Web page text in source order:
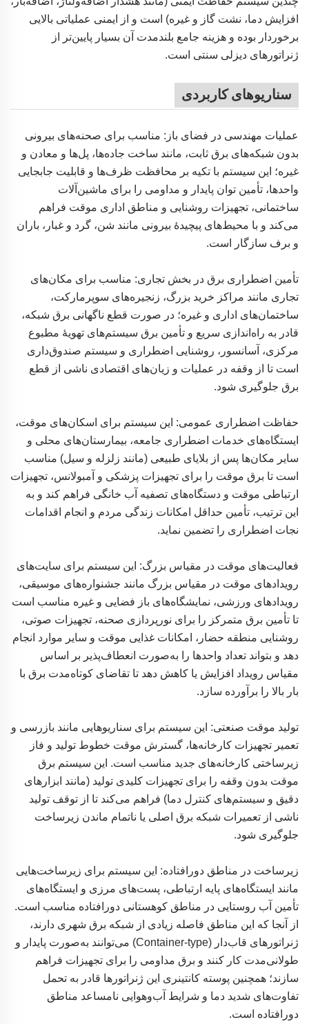
افزایش دما، نشت گاز و غیره) است و از ایمنی عملیاتی بالایی
برخوردار بوده و هزینه جامع بلندمدت آن بسیار پایین‌تر از
ژنراتورهای دیزلی سنتی است.
سناریوهای کاربردی
عملیات مهندسی در فضای باز: مناسب برای صحنه‌های بیرونی
بدون شبکه‌های برق ثابت، مانند ساخت جاده‌ها، پل‌ها و معادن و
غیره؛ این سیستم با تکیه بر محافظت ظرف‌ها و قابلیت جابجایی
واحدها، تأمین توان پایدار و مداومی را برای ماشین‌آلات
ساختمانی، تجهیزات روشنایی و مناطق اداری موقت فراهم
می‌کند و با محیط‌های پیچیدهٔ بیرونی مانند شن، گرد و غبار، باران
و برف سازگار است.
تأمین اضطراری برق در بخش تجاری: مناسب برای مکان‌های
تجاری مانند مراکز خرید بزرگ، زنجیره‌های سوپرمارکت،
ساختمان‌های اداری و غیره؛ در صورت قطع ناگهانی برق شبکه،
قادر به راه‌اندازی سریع و تأمین برق سیستم‌های تهویهٔ مطبوع
مرکزی، آسانسور، روشنایی اضطراری و سیستم صندوق‌داری
است تا از وقفه در عملیات و زیان‌های اقتصادی ناشی از قطع
برق جلوگیری شود.
حفاظت اضطراری عمومی: این سیستم برای اسکان‌های موقت،
ایستگاه‌های خدمات اضطراری جامعه، بیمارستان‌های محلی و
سایر مکان‌ها پس از بلایای طبیعی (مانند زلزله و سیل) مناسب
است تا برق موقت را برای تجهیزات پزشکی و آمبولانس، تجهیزات
ارتباطی موقت و دستگاه‌های تصفیه آب خانگی فراهم کند و به
این ترتیب، تأمین حداقل امکانات زندگی مردم و انجام اقدامات
نجات اضطراری را تضمین نماید.
فعالیت‌های موقت در مقیاس بزرگ: این سیستم برای سایت‌های
رویدادهای موقت در مقیاس بزرگ مانند جشنواره‌های موسیقی،
رویدادهای ورزشی، نمایشگاه‌های باز فضایی و غیره مناسب است
تا تأمین برق متمرکز را برای نورپردازی صحنه، تجهیزات صوتی،
روشنایی منطقه حضار، امکانات غذایی موقت و سایر موارد انجام
دهد و بتواند تعداد واحدها را به‌صورت انعطاف‌پذیر بر اساس
مقیاس رویداد افزایش یا کاهش دهد تا تقاضای کوتاه‌مدت برق با
بار بالا را برآورده سازد.
تولید موقت صنعتی: این سیستم برای سناریوهایی مانند بازرسی و
تعمیر تجهیزات کارخانه‌ها، گسترش موقت خطوط تولید و فاز
زیرساختی کارخانه‌های جدید مناسب است. این سیستم برق
موقت بدون وقفه را برای تجهیزات کلیدی تولید (مانند ابزارهای
دقیق و سیستم‌های کنترل دما) فراهم می‌کند تا از توقف تولید
ناشی از تعمیرات شبکه برق اصلی یا ناتمام ماندن زیرساخت
جلوگیری شود.
زیرساخت در مناطق دورافتاده: این سیستم برای زیرساخت‌هایی
مانند ایستگاه‌های پایه ارتباطی، پست‌های مرزی و ایستگاه‌های
تأمین آب روستایی در مناطق کوهستانی دورافتاده مناسب است.
از آنجا که این مناطق فاصله زیادی از شبکه برق شهری دارند،
ژنراتورهای قاب‌دار (Container-type) می‌توانند به‌صورت پایدار و
طولانی‌مدت کار کنند و برق مداومی را برای تجهیزات فراهم
سازند؛ همچنین پوسته کانتینری این ژنراتورها قادر به تحمل
تفاوت‌های شدید دما و شرایط آب‌وهوایی نامساعد مناطق
دورافتاده است.